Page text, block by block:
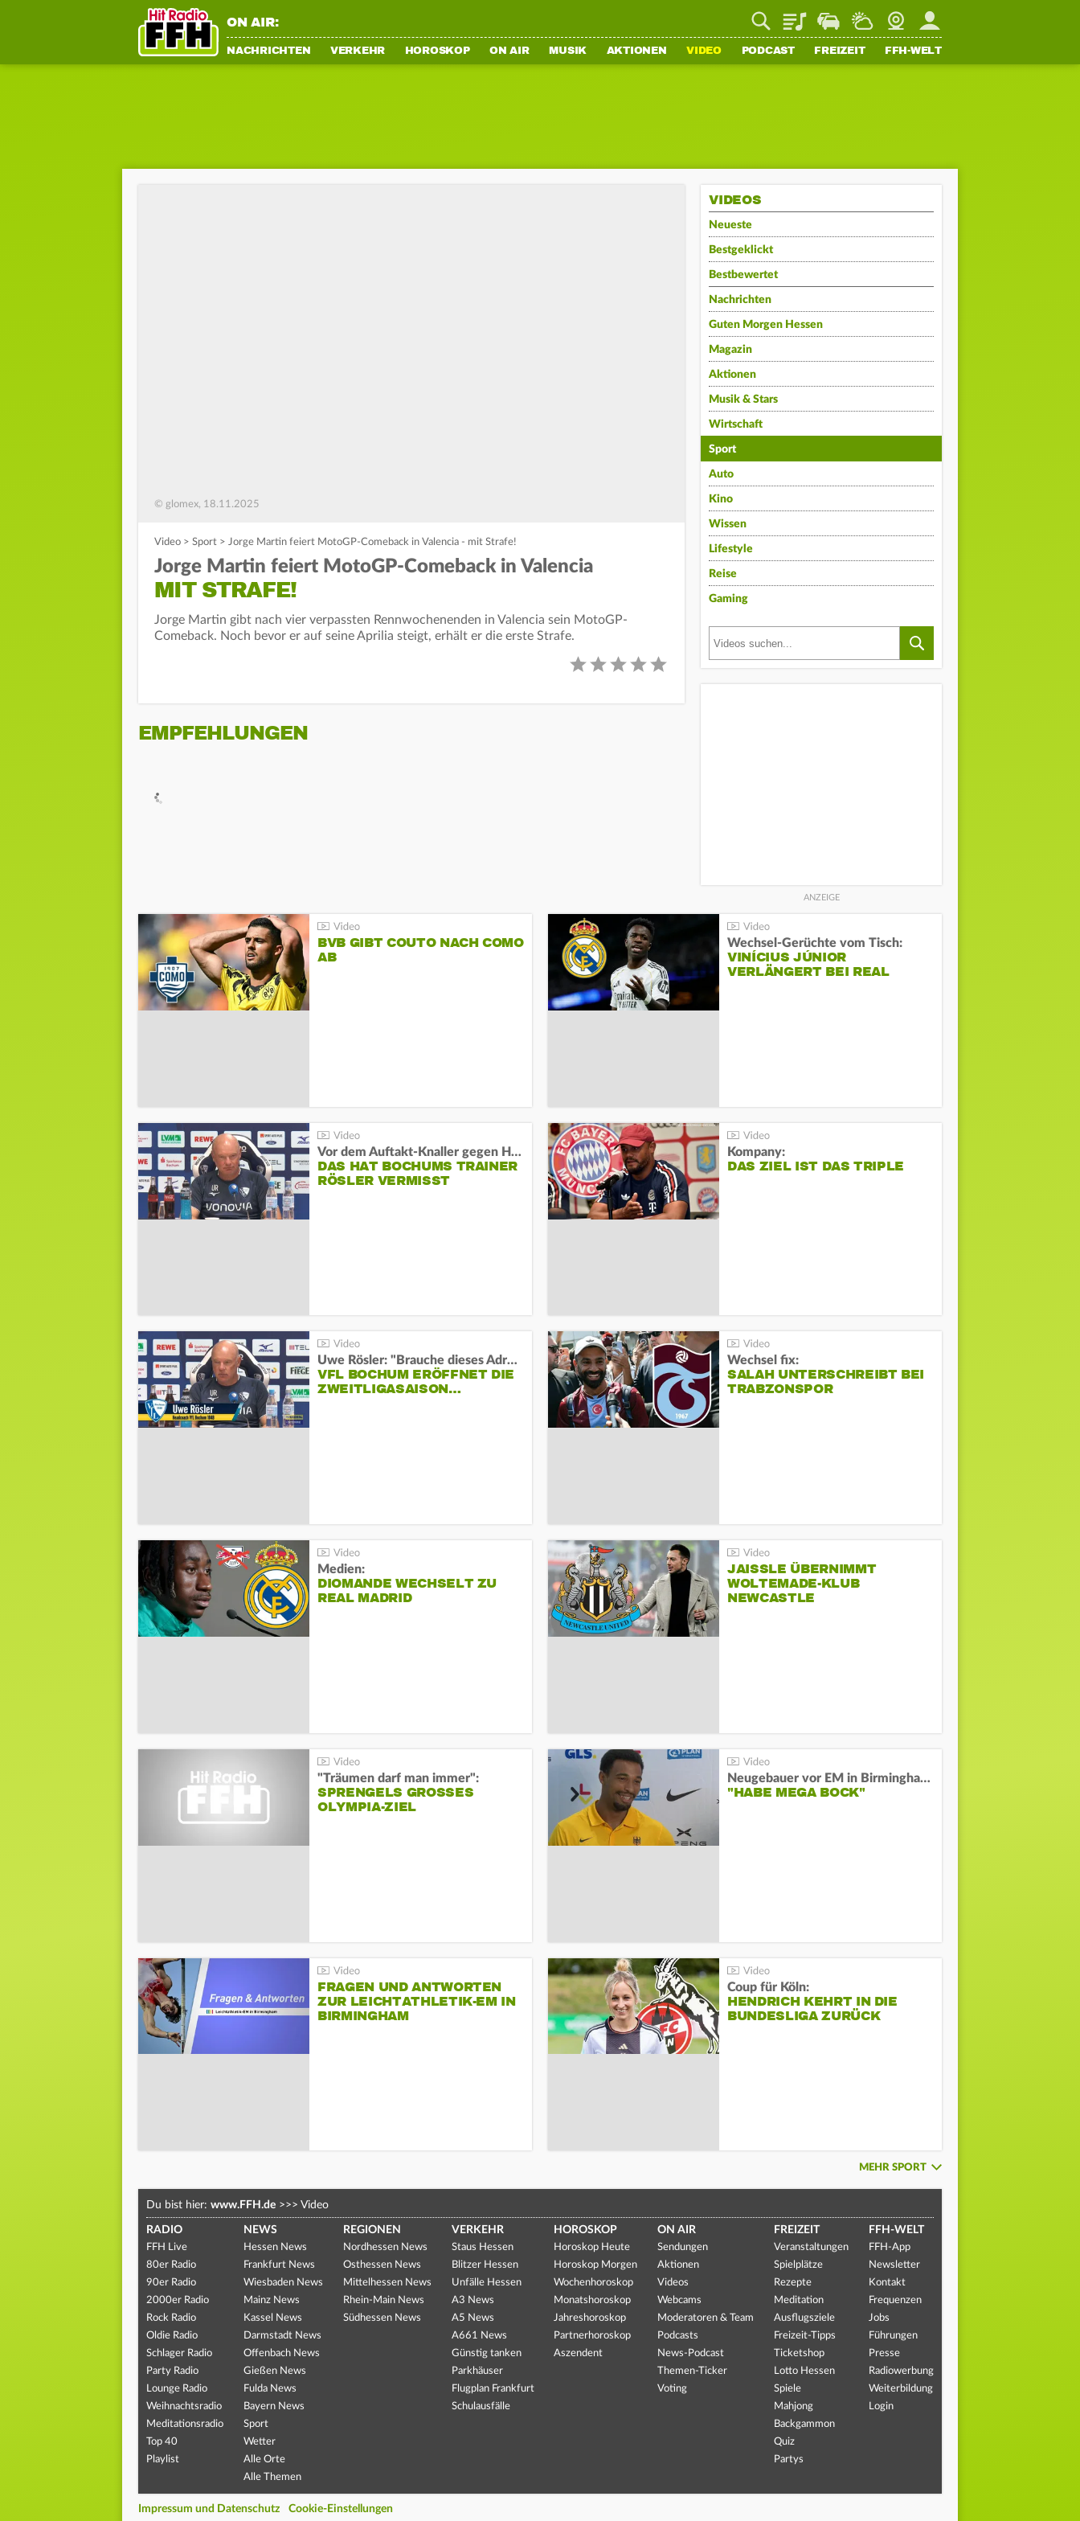
ON AIR: PlaylistStaupilotWetterWebcamMein FFH
NACHRICHTEN VERKEHR HOROSKOP ON AIR MUSIK AKTIONEN VIDEO PODCAST FREIZEIT FFH-WELT
© glomex, 18.11.2025
Video > Sport > Jorge Martin feiert MotoGP-Comeback in Valencia - mit Strafe!
Jorge Martin feiert MotoGP-Comeback in Valencia
MIT STRAFE!
Jorge Martin gibt nach vier verpassten Rennwochenenden in Valencia sein MotoGP-
Comeback. Noch bevor er auf seine Aprilia steigt, erhält er die erste Strafe.
EMPFEHLUNGEN
VIDEOS
Neueste
Bestgeklickt
Bestbewertet
Nachrichten
Guten Morgen Hessen
Magazin
Aktionen
Musik & Stars
Wirtschaft
Sport
Auto
Kino
Wissen
Lifestyle
Reise
Gaming
BVB GIBT COUTO NACH COMO
AB
Wechsel-Gerüchte vom Tisch:
VINÍCIUS JÚNIOR
VERLÄNGERT BEI REAL
Vor dem Auftakt-Knaller gegen Hertha:
DAS HAT BOCHUMS TRAINER
RÖSLER VERMISST
Kompany:
DAS ZIEL IST DAS TRIPLE
Uwe Rösler: "Brauche dieses Adrenalin"
VFL BOCHUM ERÖFFNET DIE
ZWEITLIGASAISON…
Wechsel fix:
SALAH UNTERSCHREIBT BEI
TRABZONSPOR
Medien:
DIOMANDE WECHSELT ZU
REAL MADRID
JAISSLE ÜBERNIMMT
WOLTEMADE-KLUB
NEWCASTLE
"Träumen darf man immer":
SPRENGELS GROSSES O
LYMPIA-ZIEL
Neugebauer vor EM in Birmingham:
"HABE MEGA BOCK"
FRAGEN UND ANTWORTEN
ZUR LEICHTATHLETIK-EM IN
BIRMINGHAM
Coup für Köln:
HENDRICH KEHRT IN DIE
BUNDESLIGA ZURÜCK
MEHR SPORT
Du bist hier: www.FFH.de >>> Video
RADIO
FFH Live
80er Radio
90er Radio
2000er Radio
Rock Radio
Oldie Radio
Schlager Radio
Party Radio
Lounge Radio
Weihnachtsradio
Meditationsradio
Top 40
Playlist
NEWS
Hessen News
Frankfurt News
Wiesbaden News
Mainz News
Kassel News
Darmstadt News
Offenbach News
Gießen News
Fulda News
Bayern News
Sport
Wetter
Alle Orte
Alle Themen
REGIONEN
Nordhessen News
Osthessen News
Mittelhessen News
Rhein-Main News
Südhessen News
VERKEHR
Staus Hessen
Blitzer Hessen
Unfälle Hessen
A3 News
A5 News
A661 News
Günstig tanken
Parkhäuser
Flugplan Frankfurt
Schulausfälle
HOROSKOP
Horoskop Heute
Horoskop Morgen
Wochenhoroskop
Monatshoroskop
Jahreshoroskop
Partnerhoroskop
Aszendent
ON AIR
Sendungen
Aktionen
Videos
Webcams
Moderatoren & Team
Podcasts
News-Podcast
Themen-Ticker
Voting
FREIZEIT
Veranstaltungen
Spielplätze
Rezepte
Meditation
Ausflugsziele
Freizeit-Tipps
Ticketshop
Lotto Hessen
Spiele
Mahjong
Backgammon
Quiz
Partys
FFH-WELT
FFH-App
Newsletter
Kontakt
Frequenzen
Jobs
Führungen
Presse
Radiowerbung
Weiterbildung
Login
Impressum und Datenschutz Cookie-Einstellungen